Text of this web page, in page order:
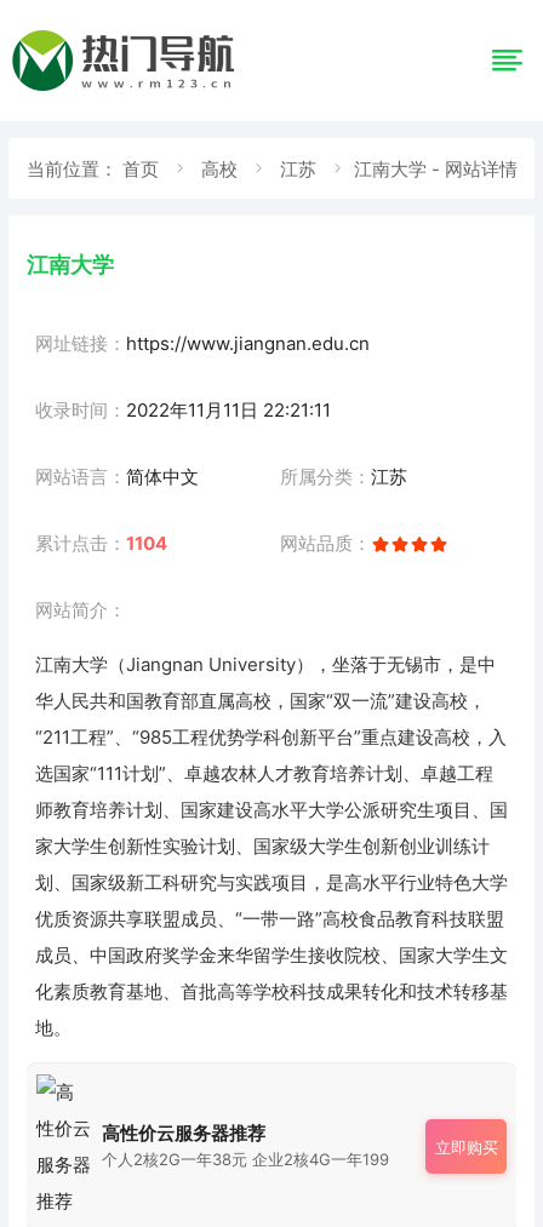
当前位置： 首页 高校 江苏 江南大学 - 网站详情
江南大学
网址链接： https://www.jiangnan.edu.cn
收录时间： 2022年11月11日 22:21:11
网站语言： 简体中文 所属分类： 江苏
累计点击： 1104 网站品质：
网站简介：
江南大学（Jiangnan University），坐落于无锡市，是中
华人民共和国教育部直属高校，国家“双一流”建设高校，
“211工程”、“985工程优势学科创新平台”重点建设高校，入
选国家“111计划”、卓越农林人才教育培养计划、卓越工程
师教育培养计划、国家建设高水平大学公派研究生项目、国
家大学生创新性实验计划、国家级大学生创新创业训练计
划、国家级新工科研究与实践项目，是高水平行业特色大学
优质资源共享联盟成员、“一带一路”高校食品教育科技联盟
成员、中国政府奖学金来华留学生接收院校、国家大学生文
化素质教育基地、首批高等学校科技成果转化和技术转移基
地。
高性价云服务器推荐
个人2核2G一年38元 企业2核4G一年199
立即购买